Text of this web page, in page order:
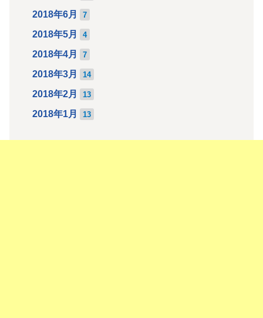
2018年6月 7
2018年5月 4
2018年4月 7
2018年3月 14
2018年2月 13
2018年1月 13